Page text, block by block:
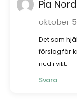
Pia
oktober
Det som
förslag för
ned i vikt.
Svara